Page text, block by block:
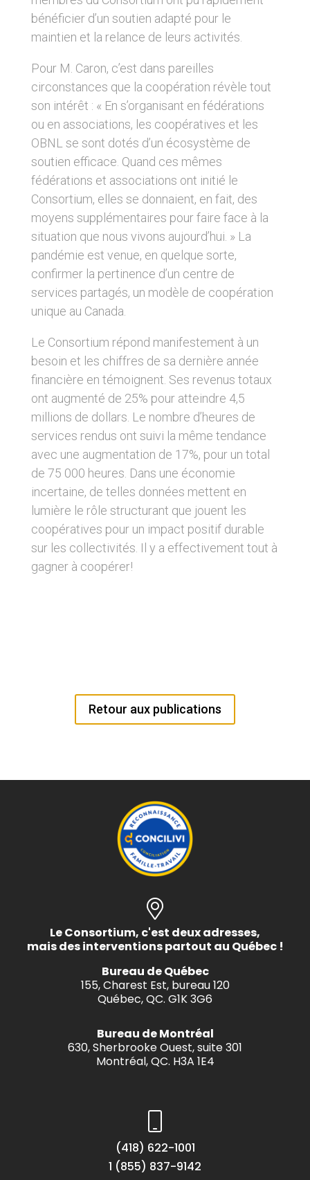
bénéficier d’un soutien adapté pour le
maintien et la relance de leurs activités.
Pour M. Caron, c’est dans pareilles
circonstances que la coopération révèle tout
son intérêt : « En s’organisant en fédérations
ou en associations, les coopératives et les
OBNL se sont dotés d’un écosystème de
soutien efficace. Quand ces mêmes
fédérations et associations ont initié le
Consortium, elles se donnaient, en fait, des
moyens supplémentaires pour faire face à la
situation que nous vivons aujourd’hui. » La
pandémie est venue, en quelque sorte,
confirmer la pertinence d’un centre de
services partagés, un modèle de coopération
unique au Canada.
Le Consortium répond manifestement à un
besoin et les chiffres de sa dernière année
financière en témoignent. Ses revenus totaux
ont augmenté de 25% pour atteindre 4,5
millions de dollars. Le nombre d’heures de
services rendus ont suivi la même tendance
avec une augmentation de 17%, pour un total
de 75 000 heures. Dans une économie
incertaine, de telles données mettent en
lumière le rôle structurant que jouent les
coopératives pour un impact positif durable
sur les collectivités. Il y a effectivement tout à
gagner à coopérer!
Retour aux publications
Le Consortium, c'est deux adresses,
mais des interventions partout au Québec !
Bureau de Québec
155, Charest Est, bureau 120
Québec, QC. G1K 3G6
Bureau de Montréal
630, Sherbrooke Ouest, suite 301
Montréal, QC. H3A 1E4
(418) 622-1001
1 (855) 837-9142